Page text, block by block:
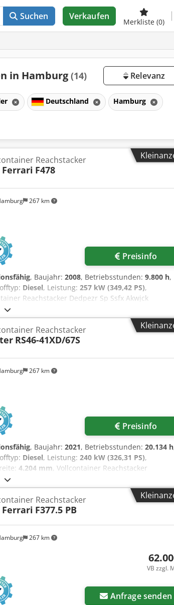
Suchen Verkaufen
Merkliste (0)
in Hamburg (14) Relevanz
Deutschland Hamburg
267 km
Reachstacker
Ferrari F478
Preisinfo
, Baujahr: 2008, Betriebsstunden: 9.800 h,
Diesel, Leistung: 257 kW (349,42 PS),
Reachstacker Dedpezr Sp Ssfx Akwjck
Einsatzbereit und voll funktionsfähig Zustand
vorne Zustand: 60 - 80% Bereifung hinten
EN: central greasing system, air-condition
Klimaanlage
267 km
Reachstacker
RS46-41XD/67S
Preisinfo
, Baujahr: 2021, Betriebsstunden: 20.134 h
Diesel, Leistung: 240 kW (326,31 PS),
4.204 mm, Vollcontainer Reachstacker
Einsatzbereit und voll funktionsfähig Zustand
Bereifung vorne Zustand: 80 - 100% Bereifung
- 100% Dodpszhp Haofx Akweck EN: hydr.
21to to 30to, central greasing / DE: hydr.
30to, Zentralschmieranlage
267 km
Reachstacker
Ferrari F377.5 PB
VB zzgl.
Anfrage senden